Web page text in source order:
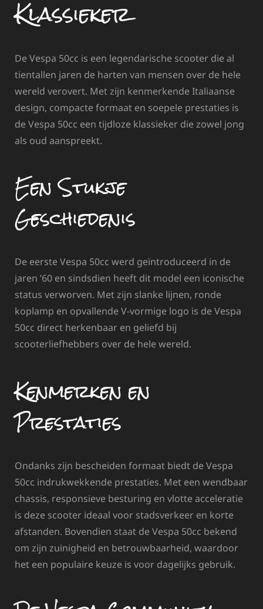
Klassieker
De Vespa 50cc is een legendarische scooter die al
tientallen jaren de harten van mensen over de hele
wereld verovert. Met zijn kenmerkende Italiaanse
design, compacte formaat en soepele prestaties is
de Vespa 50cc een tijdloze klassieker die zowel jong
als oud aanspreekt.
Een Stukje
Geschiedenis
De eerste Vespa 50cc werd geïntroduceerd in de
jaren ’60 en sindsdien heeft dit model een iconische
status verworven. Met zijn slanke lijnen, ronde
koplamp en opvallende V-vormige logo is de Vespa
50cc direct herkenbaar en geliefd bij
scooterliefhebbers over de hele wereld.
Kenmerken en
Prestaties
Ondanks zijn bescheiden formaat biedt de Vespa
50cc indrukwekkende prestaties. Met een wendbaar
chassis, responsieve besturing en vlotte acceleratie
is deze scooter ideaal voor stadsverkeer en korte
afstanden. Bovendien staat de Vespa 50cc bekend
om zijn zuinigheid en betrouwbaarheid, waardoor
het een populaire keuze is voor dagelijks gebruik.